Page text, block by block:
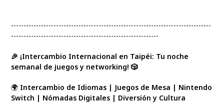
--------------------------------------------------------------------------------
-----------------------------------------------------------
🎉 ¡Intercambio Internacional en Taipéi: Tu noche
semanal de juegos y networking! 🎲
🌍 Intercambio de Idiomas | Juegos de Mesa | Nintendo
Switch | Nómadas Digitales | Diversión y Cultura